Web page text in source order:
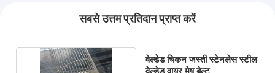
सबसे उत्तम प्रतिदान प्राप्त करें
वेल्डेड चिकन जस्ती स्टेनलेस स्टील